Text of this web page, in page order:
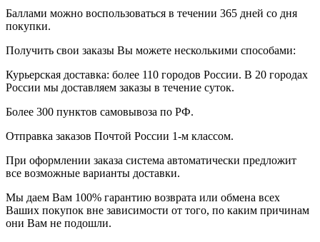
Баллами можно воспользоваться в течении 365 дней со дня
покупки.
Получить свои заказы Вы можете несколькими способами:
Курьерская доставка: более 110 городов России. В 20 городах
России мы доставляем заказы в течение суток.
Более 300 пунктов самовывоза по РФ.
Отправка заказов Почтой России 1-м классом.
При оформлении заказа система автоматически предложит
все возможные варианты доставки.
Мы даем Вам 100% гарантию возврата или обмена всех
Ваших покупок вне зависимости от того, по каким причинам
они Вам не подошли.